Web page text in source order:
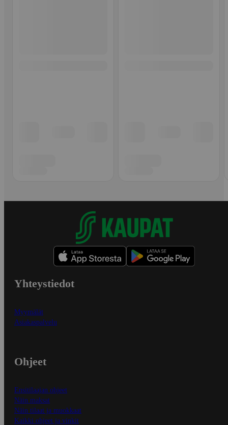
Yhteystiedot
Myymälät
Asiakaspalvelu
Ohjeet
Ensitilaajan ohjeet
Näin maksat
Näin tilaat ja muokkaat
Kaikki ohjeet ja vinkit